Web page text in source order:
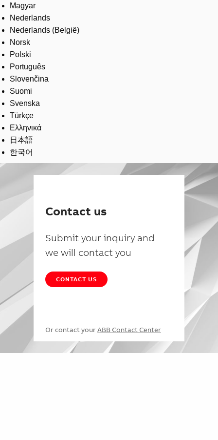
Magyar
Nederlands
Nederlands (België)
Norsk
Polski
Português
Slovenčina
Suomi
Svenska
Türkçe
Ελληνικά
日本語
한국어
Contact us
Submit your inquiry and
we will contact you
CONTACT US
Or contact your ABB Contact Center